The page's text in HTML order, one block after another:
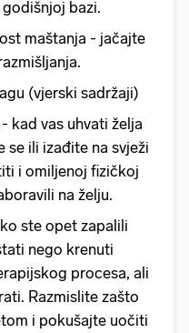
bazi.
maštanja - jačajte
(vjerski sadržaji)
kad vas uhvati želja
ili izađite na svježi
i omiljenoj fizičkoj
na želju.
ste opet zapalili
nego krenuti
procesa, ali
Razmislite zašto
i pokušajte uočiti